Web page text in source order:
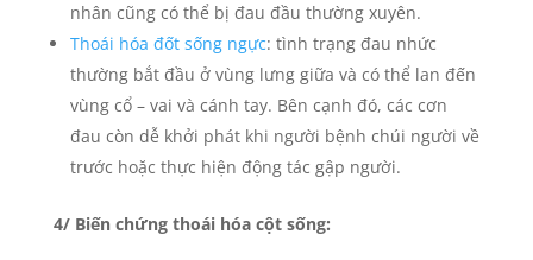
nhân cũng có thể bị đau đầu thường xuyên.
Thoái hóa đốt sống ngực: tình trạng đau nhức
thường bắt đầu ở vùng lưng giữa và có thể lan đến
vùng cổ – vai và cánh tay. Bên cạnh đó, các cơn
đau còn dễ khởi phát khi người bệnh chúi người về
trước hoặc thực hiện động tác gập người.
4/ Biến chứng thoái hóa cột sống: